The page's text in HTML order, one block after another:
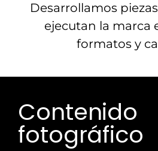
Desarrollamos
ejecutan la marca
formatos y
Contenido
fotográfico